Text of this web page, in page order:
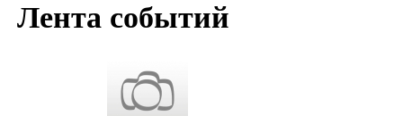
Лента событий